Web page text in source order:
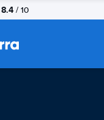
8.4 / 10